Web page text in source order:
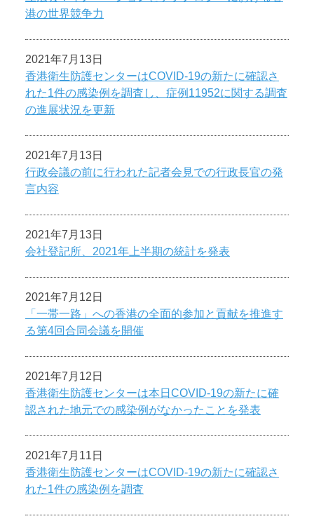
港の世界競争力
2021年7月13日
香港衛生防護センターはCOVID-19の新たに確認さ
れた1件の感染例を調査し、症例11952に関する調査
の進展状況を更新
2021年7月13日
行政会議の前に行われた記者会見での行政長官の発
言内容
2021年7月13日
会社登記所、2021年上半期の統計を発表
2021年7月12日
「一帯一路」への香港の全面的参加と貢献を推進す
る第4回合同会議を開催
2021年7月12日
香港衛生防護センターは本日COVID-19の新たに確
認された地元での感染例がなかったことを発表
2021年7月11日
香港衛生防護センターはCOVID-19の新たに確認さ
れた1件の感染例を調査